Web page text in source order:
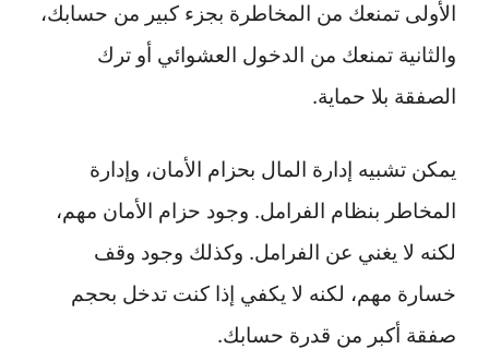
الأولى تمنعك من المخاطرة بجزء كبير من حسابك،
والثانية تمنعك من الدخول العشوائي أو ترك
الصفقة بلا حماية.
يمكن تشبيه إدارة المال بحزام الأمان، وإدارة
المخاطر بنظام الفرامل. وجود حزام الأمان مهم،
لكنه لا يغني عن الفرامل. وكذلك وجود وقف
خسارة مهم، لكنه لا يكفي إذا كنت تدخل بحجم
صفقة أكبر من قدرة حسابك.